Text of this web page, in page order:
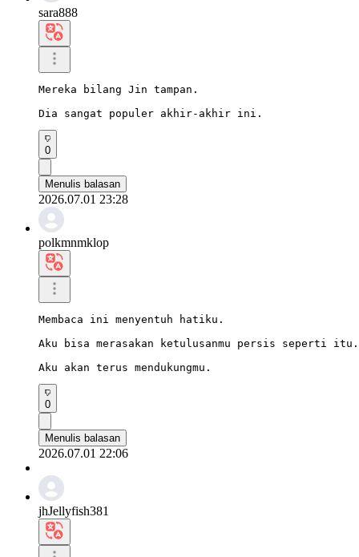
sara888
Mereka bilang Jin tampan.
Dia sangat populer akhir-akhir ini.
0
Menulis balasan
2026.07.01 23:28
polkmnmklop
Membaca ini menyentuh hatiku.
Aku bisa merasakan ketulusanmu persis seperti itu.
Aku akan terus mendukungmu.
0
Menulis balasan
2026.07.01 22:06
jhJellyfish381